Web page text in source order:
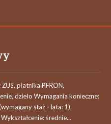
płatnika PFRON,
dzieło Wymagania konieczne:
staż - lata: 1)
średnie...